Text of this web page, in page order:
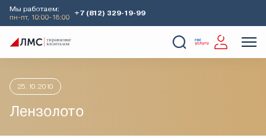
Мы работаем:
пн-пт, 10:00-18:00
+7 (812) 329-19-99
Главная Аналитика
25.10.2010
Лензолото